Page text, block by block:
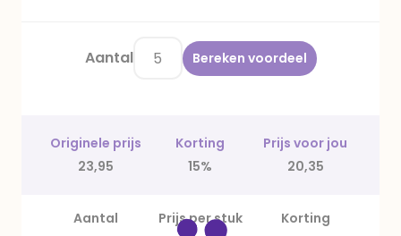
Aantal Bereken voordeel
Originele prijs Korting
Prijs voor jou
23,95
15% 20,35
Aantal Prijs per stuk
Korting